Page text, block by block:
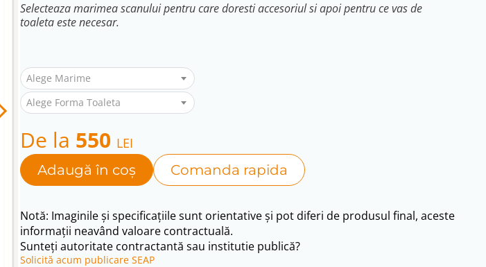
Selecteaza marimea scanului pentru care doresti accesoriul si apoi pentru ce vas de
toaleta este necesar.
Alege Marime
Alege Forma Toaleta
De la 550 LEI
Adaugă în coș
Comanda rapida
Notă: Imaginile și specificațiile sunt orientative și pot diferi de produsul final, aceste
informații neavând valoare contractuală.
Sunteți autoritate contractantă sau institutie publică?
Solicită acum publicare SEAP